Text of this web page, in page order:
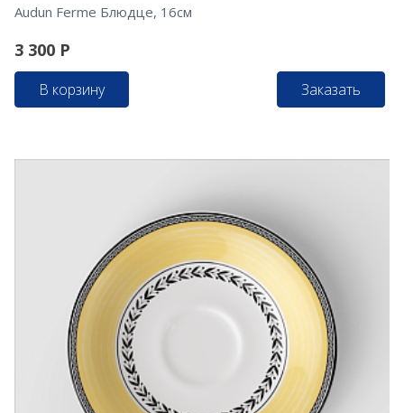
Audun Ferme Блюдце, 16см
3 300 Р
В корзину Заказать